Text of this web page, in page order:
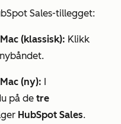
Sales-tillegget:
(klassisk): Klikk
(ny): I
på de tre
HubSpot Sales.